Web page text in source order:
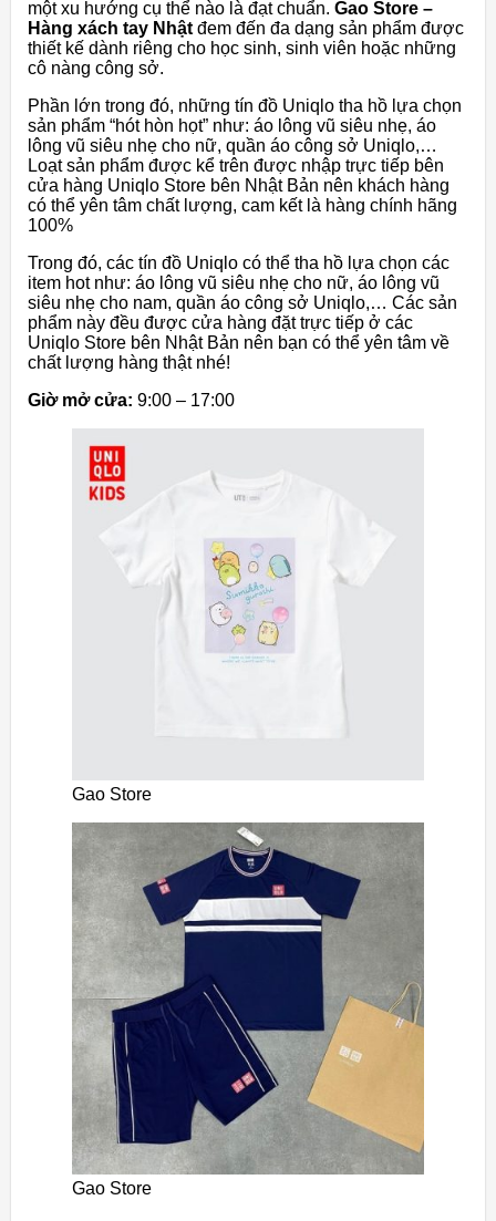
một xu hướng cụ thể nào là đạt chuẩn. Gao Store –
Hàng xách tay Nhật đem đến đa dạng sản phẩm được
thiết kế dành riêng cho học sinh, sinh viên hoặc những
cô nàng công sở.
Phần lớn trong đó, những tín đồ Uniqlo tha hồ lựa chọn
sản phẩm “hót hòn họt” như: áo lông vũ siêu nhẹ, áo
lông vũ siêu nhẹ cho nữ, quần áo công sở Uniqlo,…
Loạt sản phẩm được kể trên được nhập trực tiếp bên
cửa hàng Uniqlo Store bên Nhật Bản nên khách hàng
có thể yên tâm chất lượng, cam kết là hàng chính hãng
100%
Trong đó, các tín đồ Uniqlo có thể tha hồ lựa chọn các
item hot như: áo lông vũ siêu nhẹ cho nữ, áo lông vũ
siêu nhẹ cho nam, quần áo công sở Uniqlo,… Các sản
phẩm này đều được cửa hàng đặt trực tiếp ở các
Uniqlo Store bên Nhật Bản nên bạn có thể yên tâm về
chất lượng hàng thật nhé!
Giờ mở cửa: 9:00 – 17:00
Gao Store
Gao Store